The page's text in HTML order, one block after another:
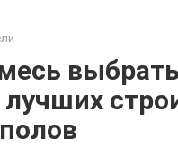
лучших